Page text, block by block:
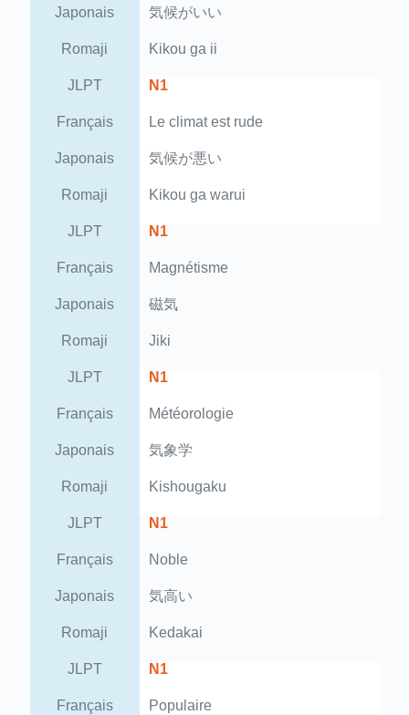
Japonais 気候がいい
Romaji Kikou ga ii
JLPT N1
Français Le climat est rude
Japonais 気候が悪い
Romaji Kikou ga warui
JLPT N1
Français Magnétisme
Japonais 磁気
Romaji Jiki
JLPT N1
Français Météorologie
Japonais 気象学
Romaji Kishougaku
JLPT N1
Français Noble
Japonais 気高い
Romaji Kedakai
JLPT N1
Français Populaire